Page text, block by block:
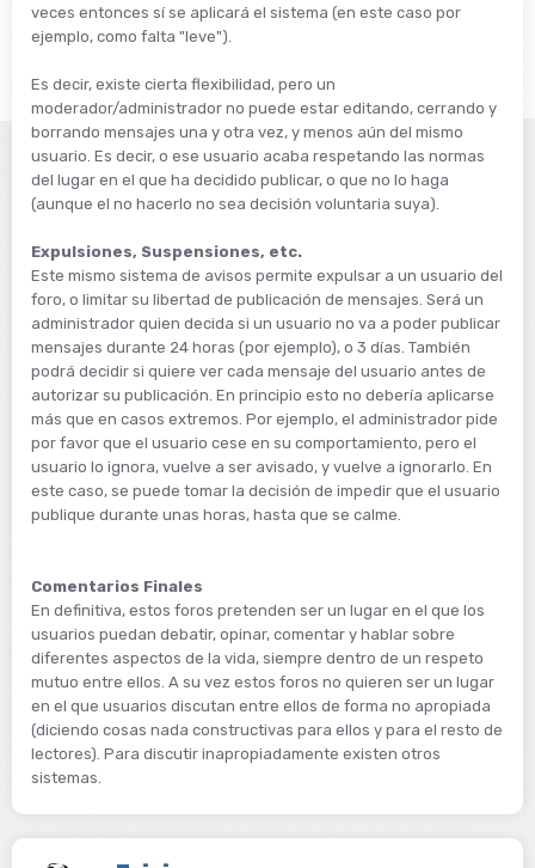
veces entonces sí se aplicará el sistema (en este caso por
ejemplo, como falta "leve").
Es decir, existe cierta flexibilidad, pero un
moderador/administrador no puede estar editando, cerrando y
borrando mensajes una y otra vez, y menos aún del mismo
usuario. Es decir, o ese usuario acaba respetando las normas
del lugar en el que ha decidido publicar, o que no lo haga
(aunque el no hacerlo no sea decisión voluntaria suya).
Expulsiones, Suspensiones, etc.
Este mismo sistema de avisos permite expulsar a un usuario del
foro, o limitar su libertad de publicación de mensajes. Será un
administrador quien decida si un usuario no va a poder publicar
mensajes durante 24 horas (por ejemplo), o 3 días. También
podrá decidir si quiere ver cada mensaje del usuario antes de
autorizar su publicación. En principio esto no debería aplicarse
más que en casos extremos. Por ejemplo, el administrador pide
por favor que el usuario cese en su comportamiento, pero el
usuario lo ignora, vuelve a ser avisado, y vuelve a ignorarlo. En
este caso, se puede tomar la decisión de impedir que el usuario
publique durante unas horas, hasta que se calme.
Comentarios Finales
En definitiva, estos foros pretenden ser un lugar en el que los
usuarios puedan debatir, opinar, comentar y hablar sobre
diferentes aspectos de la vida, siempre dentro de un respeto
mutuo entre ellos. A su vez estos foros no quieren ser un lugar
en el que usuarios discutan entre ellos de forma no apropiada
(diciendo cosas nada constructivas para ellos y para el resto de
lectores). Para discutir inapropiadamente existen otros
sistemas.